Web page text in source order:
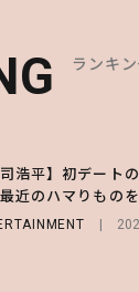
ランキ
司浩平】初デート
近のハマりもの
ランキ
原優乃】夏メイク
ちゃう色っぽ“う
2026.08.01
ランキ
】長濱ねる
秋はじめ｜2026
Sponsored